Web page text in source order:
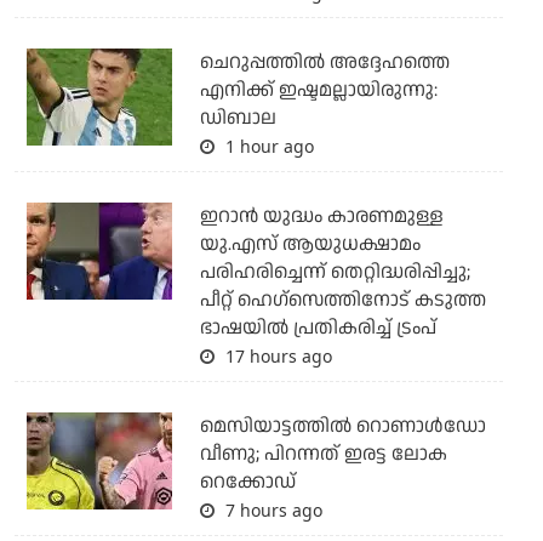
ചെറുപ്പത്തില്‍ അദ്ദേഹത്തെ
എനിക്ക് ഇഷ്ടമല്ലായിരുന്നു:
ഡിബാല
1 hour ago
ഇറാന്‍ യുദ്ധം കാരണമുള്ള
യു.എസ് ആയുധക്ഷാമം
പരിഹരിച്ചെന്ന് തെറ്റിദ്ധരിപ്പിച്ചു;
പീറ്റ് ഹെഗ്‌സെത്തിനോട് കടുത്ത
ഭാഷയില്‍ പ്രതികരിച്ച് ട്രംപ്
17 hours ago
മെസിയാട്ടത്തില്‍ റൊണാള്‍ഡോ
വീണു; പിറന്നത് ഇരട്ട ലോക
റെക്കോഡ്
7 hours ago